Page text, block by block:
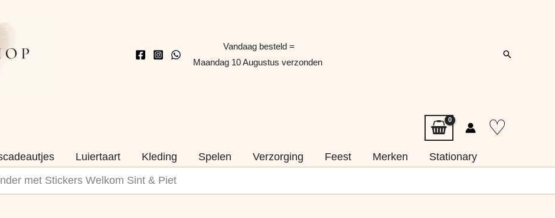
Vandaag besteld =
Maandag 10 Augustus verzonden
Zoeken
♡
Luiertaart Kleding Spelen Verzorging Feest Merken
Stationary
met Stickers Welkom Sint & Piet